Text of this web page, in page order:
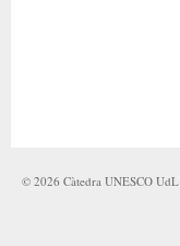
© 2026 Càtedra UNESCO UdL